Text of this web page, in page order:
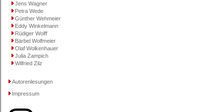
Jens Wagner
Petra Wede
Günther Wehmeier
Eddy Winkelmann
Rüdiger Wolff
Bärbel Wolfmeier
Olaf Wolkenhauer
Julia Zampich
Wilfried Zilz
Autorenlesungen
Impressum